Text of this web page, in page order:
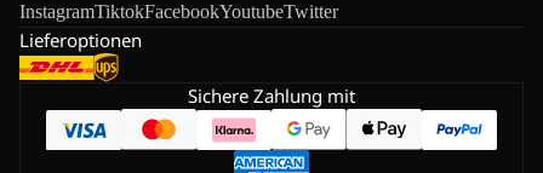
InstagramTiktokFacebookYoutubeTwitter
Lieferoptionen
Sichere Zahlung mit